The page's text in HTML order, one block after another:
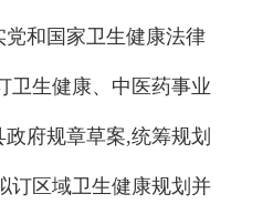
党和国家卫生健康法律
卫生健康、中医药事业
府规章草案,统筹规划
订区域卫生健康规划并